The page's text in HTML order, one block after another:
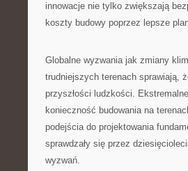
innowacje nie tylko zwiększają
koszty budowy poprzez lepsze
Globalne wyzwania jak zmiany
trudniejszych terenach sprawiają,
przyszłości ludzkości.
konieczność budowania na
podejścia do projektowania
sprawdzały się przez
wyzwań.